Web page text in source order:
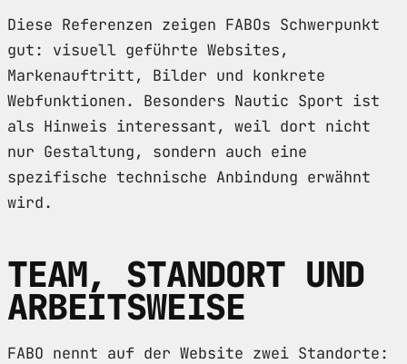
Diese Referenzen zeigen FABOs Schwerpunkt
gut: visuell geführte Websites,
Markenauftritt, Bilder und konkrete
Webfunktionen. Besonders Nautic Sport ist
als Hinweis interessant, weil dort nicht
nur Gestaltung, sondern auch eine
spezifische technische Anbindung erwähnt
wird.
TEAM, STANDORT UND
ARBEITSWEISE
FABO nennt auf der Website zwei Standorte: